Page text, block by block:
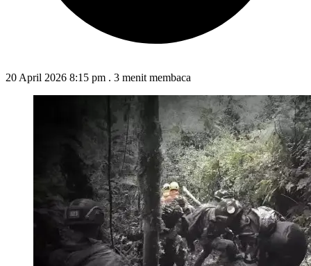
20 April 2026 8:15 pm . 3 menit membaca